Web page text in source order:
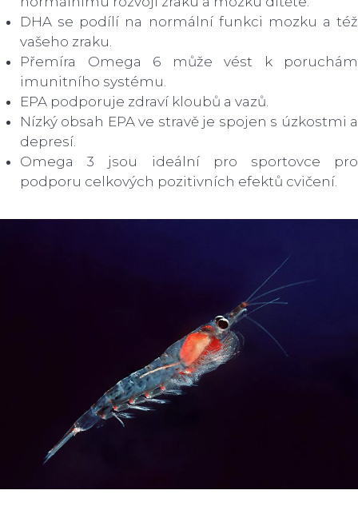
DHA se podílí na normální funkci mozku a též
vašeho zraku.
Přemíra Omega 6 může vést k poruchám
imunitního systému.
EPA podporuje zdraví kloubů a vazů.
Nízký obsah EPA ve stravě je spojen s úzkostmi a
depresí.
Omega 3 jsou ideální pro sportovce pro
podporu celkových pozitivních efektů cvičení.